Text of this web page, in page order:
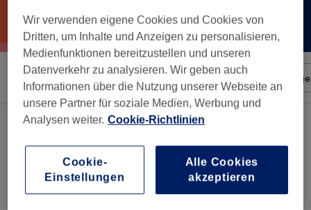
Sortieren nach Beliebiger Preis Salons
Ein Salon, der anbietet: entspannungsmassage in Innenstadt, Zwickau
Wir verwenden eigene Cookies und Cookies von
Dritten, um Inhalte und Anzeigen zu personalisieren,
Medienfunktionen bereitzustellen und unseren
Datenverkehr zu analysieren. Wir geben auch
Informationen über die Nutzung unserer Webseite an
unsere Partner für soziale Medien, Werbung und
Analysen weiter. Cookie-Richtlinien
Cookie-
Einstellungen
Alle Cookies
akzeptieren